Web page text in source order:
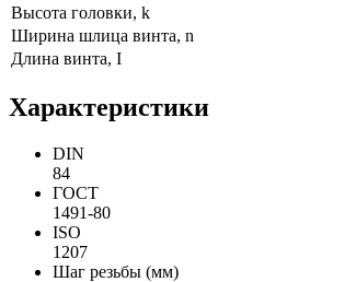
Высота головки, k
Ширина шлица винта, n
Длина винта, I
Характеристики
DIN
84
ГОСТ
1491-80
ISO
1207
Шаг резьбы (мм)